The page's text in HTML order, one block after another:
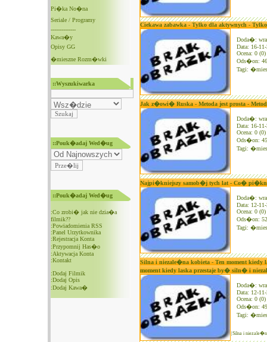
Pi�ka No�na
Seriale / Programy
--------------
Kawa�y
Opisy GG
�mieszne Rozm�wki
::Wyszukiwarka
::Pouk�adaj Wed�ug
::Pouk�adaj Wed�ug
:Co zrobi� jak nie dzia�a
filmik??
:Powiadomienia RSS
:Panel Urzytkownika
:Rejestracja Konta
:Przypomnij Has�o
:Aktywacja Konta
:Kontakt
:Dodaj Filmik
:Dodaj Opis
:Dodaj Kawa�
Ciekawa zabawka - Tylko dla aktywnych -
Doda�:
Data: 16-
Ocena: 0 (0)
Ods�on:
Tagi:
Jak z�owi� Ruska - Metoda jest prosta -
Doda�:
Data: 16-
Ocena: 0 (0)
Ods�on:
Tagi:
Najpi�kniejszy samob�j tych lat - Co�
Doda�:
Data: 12-
Ocena: 0 (0)
Ods�on:
Tagi:
Silna i niezale�na kobieta - Ten moment
moment kiedy laska przestaje by� siln� i
Doda�:
Data: 12-
Ocena: 0 (0)
Ods�on:
Tagi:
|Silna i